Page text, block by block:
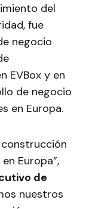
del
fue
negocio
EVBox y en
de negocio
en Europa.
Europa”,
de
nuestros